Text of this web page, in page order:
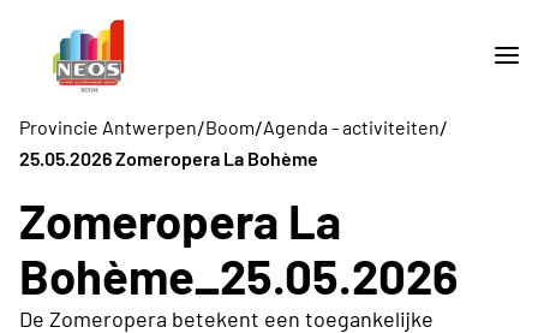
Provincie Antwerpen/Boom/Agenda - activiteiten/
25.05.2026 Zomeropera La Bohème
Zomeropera La
Bohème_25.05.2026
De Zomeropera betekent een toegankelijke